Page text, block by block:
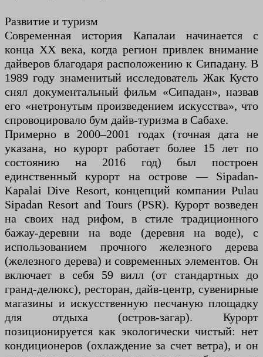
Развитие и туризм
Современная история Капалаи начинается с
конца XX века, когда регион привлек внимание
дайверов благодаря расположению к Сипадану. В
1989 году знаменитый исследователь Жак Кусто
снял документальный фильм «Сипадан», назвав
его «нетронутым произведением искусства», что
спровоцировало бум дайв-туризма в Сабахе.
Примерно в 2000–2001 годах (точная дата не
указана, но курорт работает более 15 лет по
состоянию на 2016 год) был построен
единственный курорт на острове — Sipadan-
Kapalai Dive Resort, концепций компании Pulau
Sipadan Resort and Tours (PSR). Курорт возведен
на своих над рифом, в стиле традиционного
бажау-деревни на воде (деревня на воде), с
использованием прочного железного дерева
(железного дерева) и современных элементов. Он
включает в себя 59 вилл (от стандартных до
гранд-делюкс), ресторан, дайв-центр, сувенирные
магазины и искусственную песчаную площадку
для отдыха (остров-загар). Курорт
позиционируется как экологически чистый: нет
кондиционеров (охлаждение за счет ветра), и он